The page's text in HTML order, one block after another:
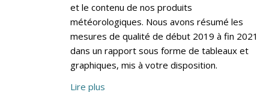
et le contenu de nos produits
météorologiques. Nous avons résumé les
mesures de qualité de début 2019 à fin 2021
dans un rapport sous forme de tableaux et
graphiques, mis à votre disposition.
Lire plus